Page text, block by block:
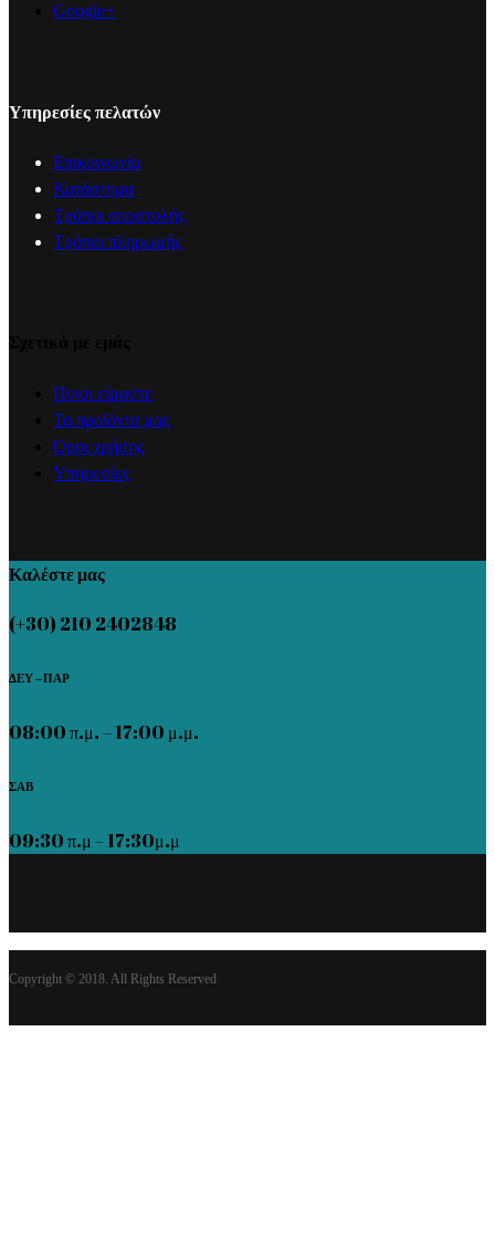
Google+
Υπηρεσίες πελατών
Επικοινωνία
Κατάστημα
Τρόποι αποστολής
Τρόποι πληρωμής
Ποιοι είμαστε
Τα προϊόντα μας
Όροι χρήσης
Υπηρεσίες
Καλέστε μας
(+30) 210 2402848
ΔΕΥ – ΠΑΡ
08:00 π.μ. – 17:00 μ.μ.
ΣΑΒ
09:30 π.μ – 17:30μ.μ
Copyright © 2018. All Rights Reserved